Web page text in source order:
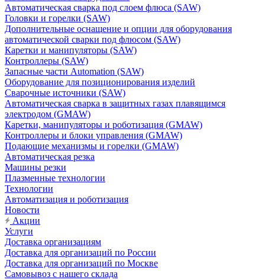
Автоматическая сварка под слоем флюса (SAW)
Головки и горелки (SAW)
Дополнительные оснащение и опции для оборудования
автоматической сварки под флюсом (SAW)
Каретки и манипуляторы (SAW)
Контроллеры (SAW)
Запасные части Automation (SAW)
Оборудование для позиционирования изделий
Сварочные источники (SAW)
Автоматическая сварка в защитных газах плавящимся
электродом (GMAW)
Каретки, манипуляторы и роботизация (GMAW)
Контроллеры и блоки управления (GMAW)
Подающие механизмы и горелки (GMAW)
Автоматическая резка
Машины резки
Плазменные технологии
Технологии
Автоматизация и роботизация
Новости
Акции
Услуги
Доставка организациям
Доставка для организаций по России
Доставка для организаций по Москве
Самовывоз с нашего склада